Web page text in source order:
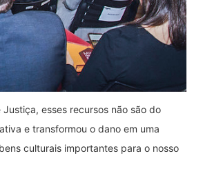
esses recursos não são do
e transformou o dano em uma
culturais importantes para o nosso